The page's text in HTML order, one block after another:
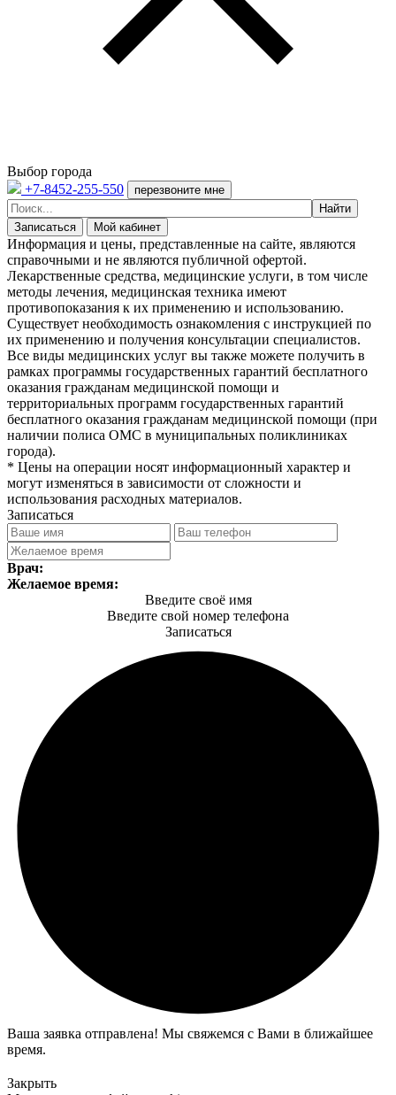
Выбор города
+7-8452-255-550
перезвоните мне
Записаться Мой кабинет
Информация и цены, представленные на сайте, являются
справочными и не являются публичной офертой.
Лекарственные средства, медицинские услуги, в том числе
методы лечения, медицинская техника имеют
противопоказания к их применению и использованию.
Существует необходимость ознакомления с инструкцией по
их применению и получения консультации специалистов.
Все виды медицинских услуг вы также можете получить в
рамках программы государственных гарантий бесплатного
оказания гражданам медицинской помощи и
территориальных программ государственных гарантий
бесплатного оказания гражданам медицинской помощи (при
наличии полиса ОМС в муниципальных поликлиниках
города).
* Цены на операции носят информационный характер и
могут изменяться в зависимости от сложности и
использования расходных материалов.
Записаться
Врач:
Желаемое время:
Введите своё имя
Введите свой номер телефона
Записаться
Ваша заявка отправлена! Мы свяжемся с Вами в ближайшее
время.
Закрыть